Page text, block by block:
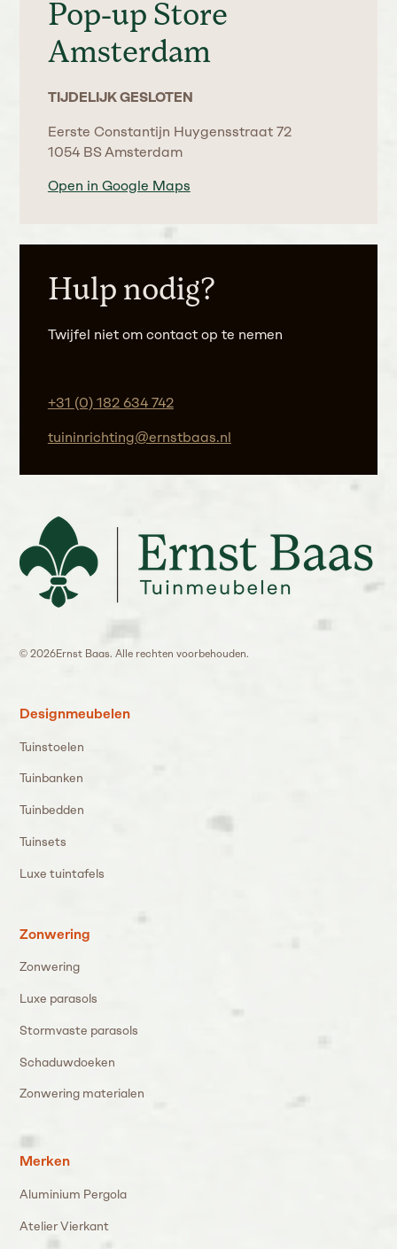
Pop-up Store
Amsterdam
TIJDELIJK GESLOTEN
Eerste Constantijn Huygensstraat 72
1054 BS Amsterdam
Open in Google Maps
Hulp nodig?
Twijfel niet om contact op te nemen
+31 (0) 182 634 742
tuininrichting@ernstbaas.nl
©2026Ernst Baas. Alle rechten voorbehouden.
Merken
Aluminium Pergola
Atelier Vierkant
Designmeubelen
Tuinstoelen
Tuinbanken
Tuinbedden
Tuinsets
Luxe tuintafels
Zonwering
Zonwering
Luxe parasols
Stormvaste parasols
Schaduwdoeken
Zonwering materialen